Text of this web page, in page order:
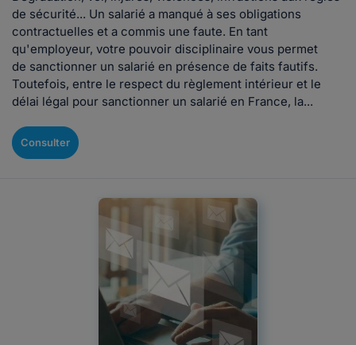
de sécurité... Un salarié a manqué à ses obligations
contractuelles et a commis une faute. En tant
qu'employeur, votre pouvoir disciplinaire vous permet
de sanctionner un salarié en présence de faits fautifs.
Toutefois, entre le respect du règlement intérieur et le
délai légal pour sanctionner un salarié en France, la...
Consulter